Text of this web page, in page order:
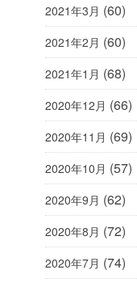
2021年3月 (60)
2021年2月 (60)
2021年1月 (68)
2020年12月 (66)
2020年11月 (69)
2020年10月 (57)
2020年9月 (62)
2020年8月 (72)
2020年7月 (74)